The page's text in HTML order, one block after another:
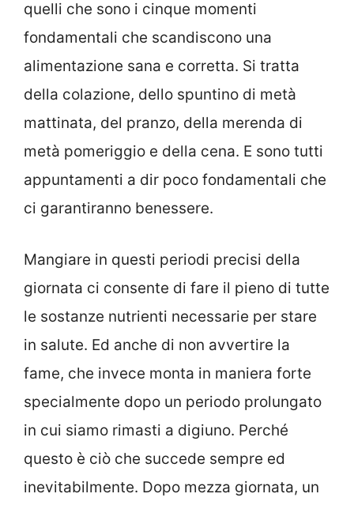
quelli che sono i cinque momenti
fondamentali che scandiscono una
alimentazione sana e corretta. Si tratta
della colazione, dello spuntino di metà
mattinata, del pranzo, della merenda di
metà pomeriggio e della cena. E sono tutti
appuntamenti a dir poco fondamentali che
ci garantiranno benessere.
Mangiare in questi periodi precisi della
giornata ci consente di fare il pieno di tutte
le sostanze nutrienti necessarie per stare
in salute. Ed anche di non avvertire la
fame, che invece monta in maniera forte
specialmente dopo un periodo prolungato
in cui siamo rimasti a digiuno. Perché
questo è ciò che succede sempre ed
inevitabilmente. Dopo mezza giornata, un